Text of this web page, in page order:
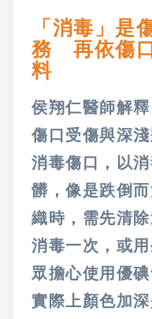
「消毒」是
務 再依傷
料
侯翔仁醫師解
傷口受傷與深
消毒傷口，以
髒，像是跌倒
織時，需先清
消毒一次，或
眾擔心使用優
實際上顏色加